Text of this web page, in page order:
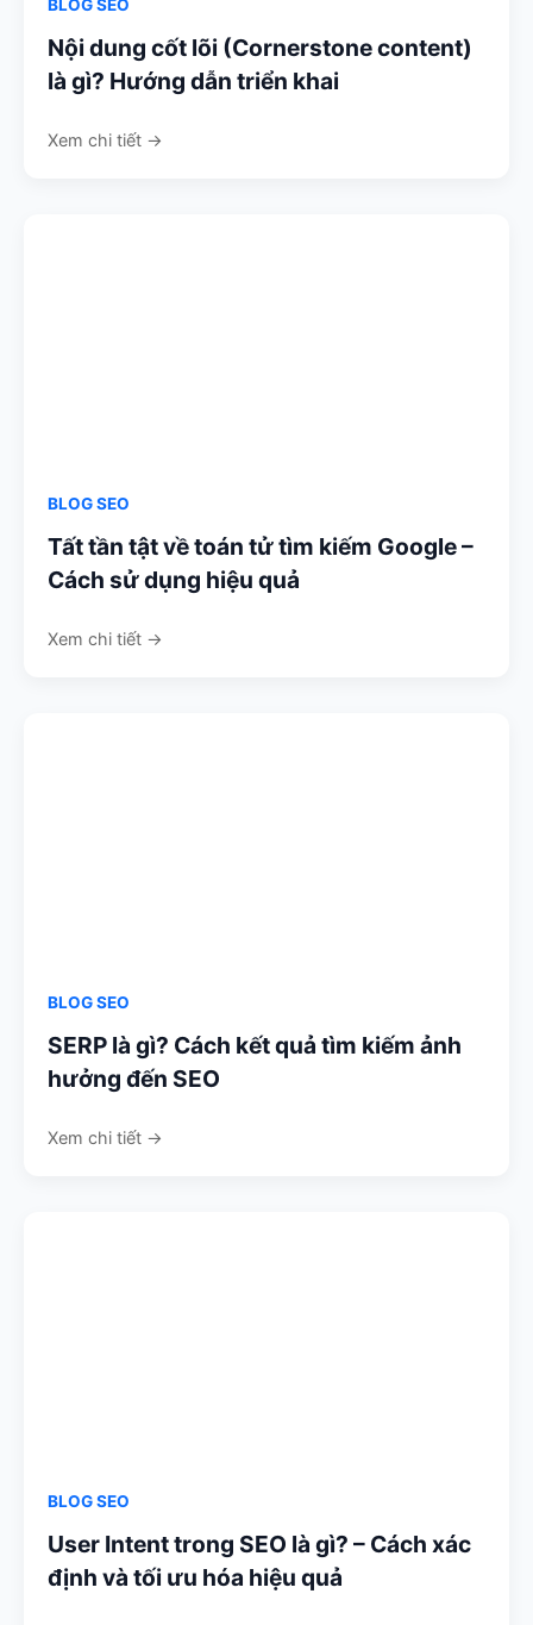
BLOG SEO
Nội dung cốt lõi (Cornerstone content)
là gì? Hướng dẫn triển khai
Xem chi tiết →
BLOG SEO
Tất tần tật về toán tử tìm kiếm Google –
Cách sử dụng hiệu quả
Xem chi tiết →
BLOG SEO
SERP là gì? Cách kết quả tìm kiếm ảnh
hưởng đến SEO
Xem chi tiết →
BLOG SEO
User Intent trong SEO là gì? – Cách xác
định và tối ưu hóa hiệu quả